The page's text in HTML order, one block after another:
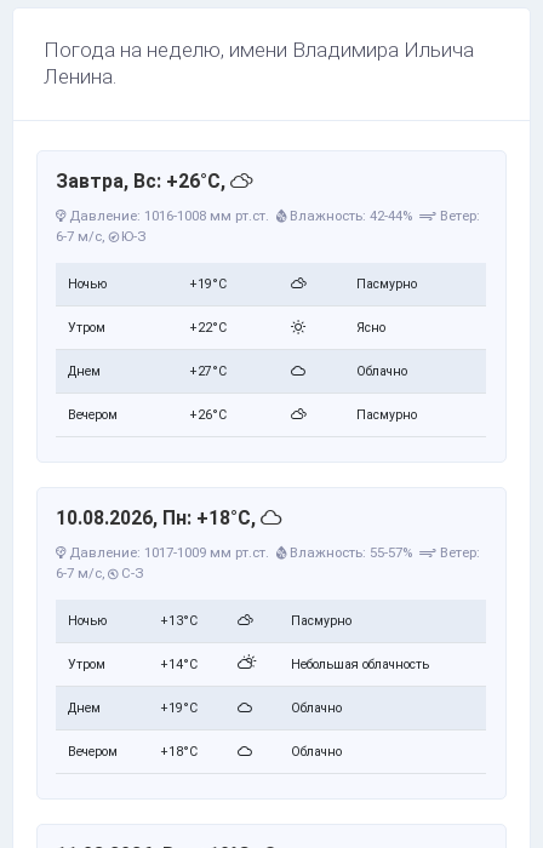
Погода на неделю, имени Владимира Ильича
Ленина.
Завтра, Вс: +26°C,
Давление: 1016-1008 мм рт.ст. Влажность: 42-44%
Ветер:
6-7 м/с, Ю-З
Ночью +19°C Пасмурно
Утром +22°C Ясно
Днем +27°C Облачно
Вечером +26°C Пасмурно
10.08.2026, Пн: +18°C,
Давление: 1017-1009 мм рт.ст. Влажность: 55-57%
Ветер:
6-7 м/с, С-З
Ночью +13°C Пасмурно
Утром +14°C Небольшая облачность
Днем +19°C Облачно
Вечером +18°C Облачно